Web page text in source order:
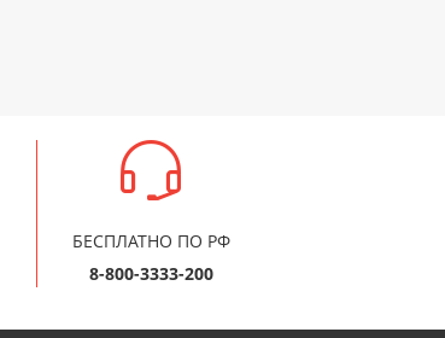
БЕСПЛАТНО ПО РФ
8-800-3333-200